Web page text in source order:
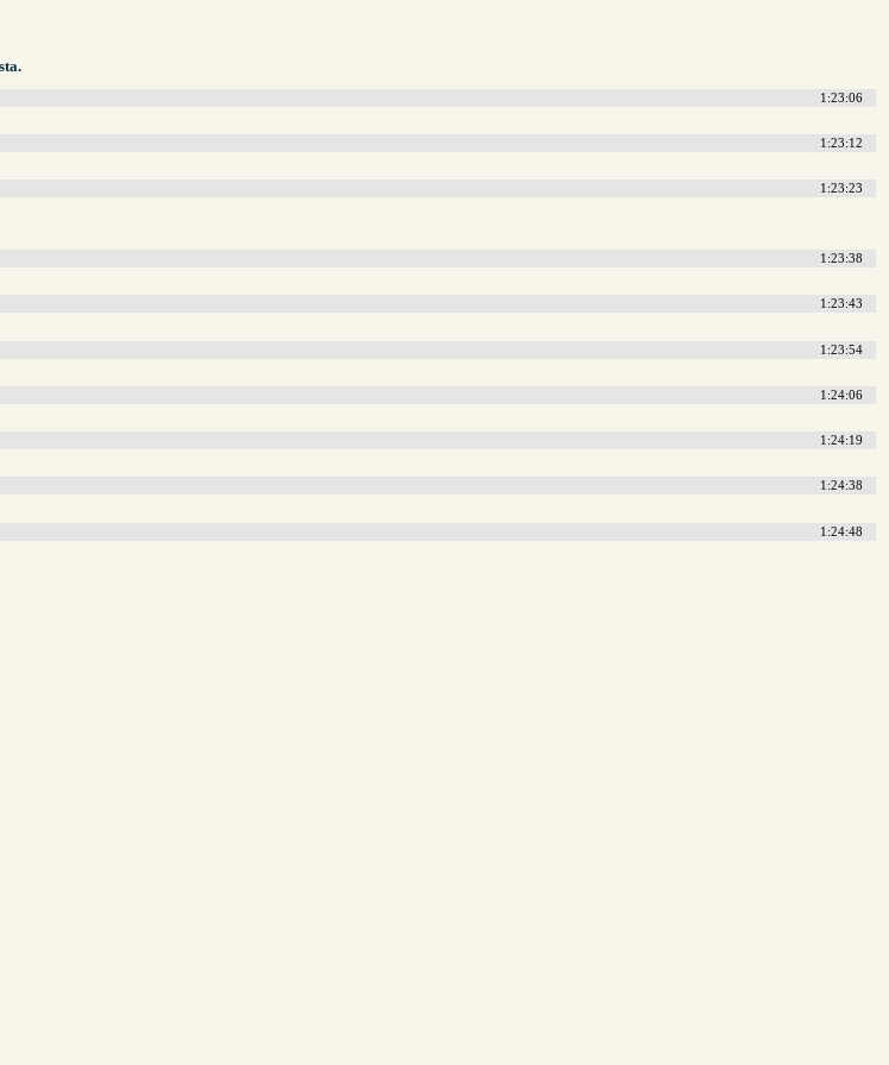
1:23:06
1:23:12
1:23:23
1:23:38
1:23:43
1:23:54
1:24:06
1:24:19
1:24:38
1:24:48